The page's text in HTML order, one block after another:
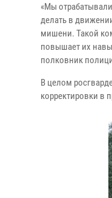
«Мы
делать в
мишени. Такой
повышает их
полковник
В целом
корректировки в